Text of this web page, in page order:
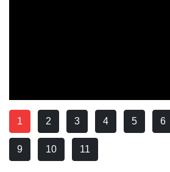
1 2 3 4 5 6
9 10 11